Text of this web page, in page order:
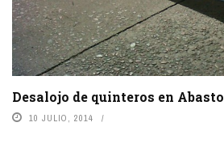
Desalojo de quinteros en Abasto
10 JULIO, 2014